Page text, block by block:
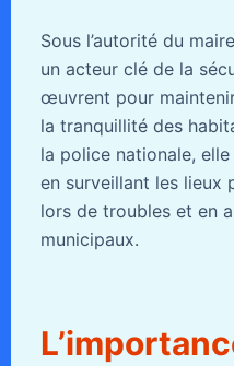
Sous l’autorité du
un acteur clé de la
œuvrent pour
la tranquillité des
la police nationale,
en surveillant les lieux
lors de troubles et en
municipaux.